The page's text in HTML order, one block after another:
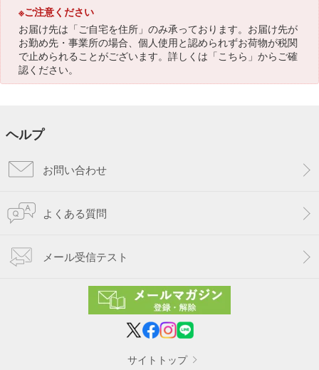
※ご注意ください
お届け先は「ご自宅を住所」のみ承っております。お届け先が
お勤め先・事業所の場合、個人使用と認められずお荷物が税関
で止められることがございます。詳しくは「こちら 」からご確
認ください。
ヘルプ
お問い合わせ
よくある質問
メール受信テスト
サイトトップ